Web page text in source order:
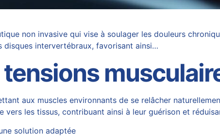
non invasive qui vise à soulager les douleurs
disques intervertébraux, favorisant ainsi…
aux muscles environnants de se relâcher
vers les tissus, contribuant ainsi à leur guérison et
solution adaptée